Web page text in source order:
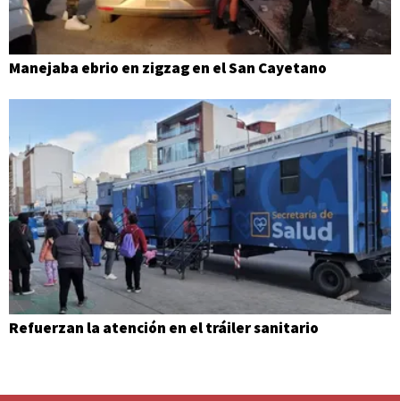
Manejaba ebrio en zigzag en el San Cayetano
Refuerzan la atención en el tráiler sanitario